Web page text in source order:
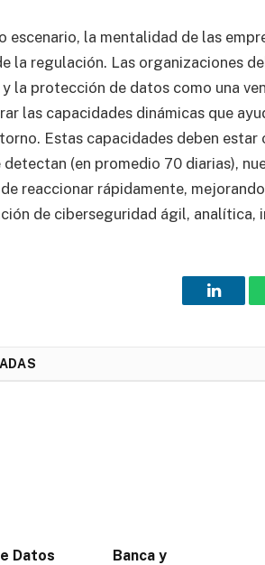
escenario, la mentalidad de las
la regulación. Las organizaciones
la protección de datos como una
las capacidades dinámicas que
Estas capacidades deben
detectan (en promedio 70 diarias),
reaccionar rápidamente,
de ciberseguridad ágil, analítica,
Datos
Banca y